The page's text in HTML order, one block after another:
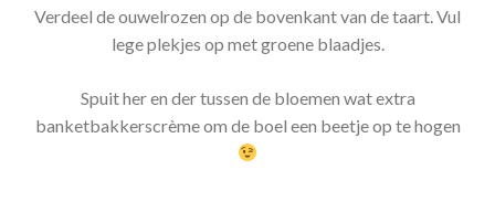
Verdeel de ouwelrozen op de bovenkant van de taart. Vul
lege plekjes op met groene blaadjes.
Spuit her en der tussen de bloemen wat extra
banketbakkerscrème om de boel een beetje op te hogen